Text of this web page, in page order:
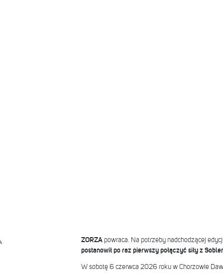
ZORZA powraca. Na potrzeby nadchodzącej
postanowił po raz pierwszy połączyć siły z
W sobotę 6 czerwca 2026 roku w Chorzowie